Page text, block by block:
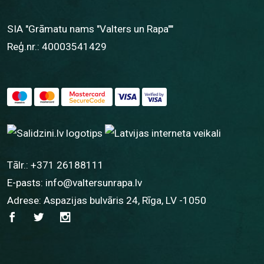
SIA "Grāmatu nams "Valters un Rapa""
Reģ.nr.: 40003541429
Tālr.: +371 26188111
E-pasts: info@valtersunrapa.lv
Adrese: Aspazijas bulvāris 24, Rīga, LV -1050